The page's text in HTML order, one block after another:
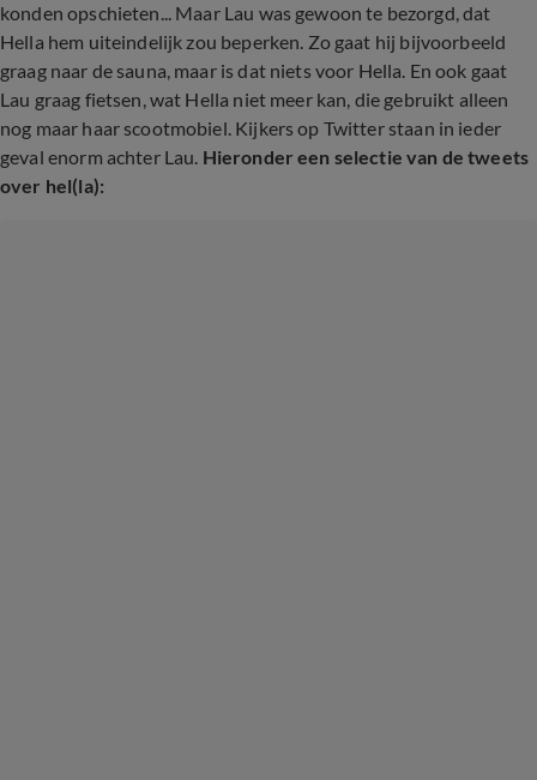
konden opschieten... Maar Lau was gewoon te bezorgd, dat
Hella hem uiteindelijk zou beperken. Zo gaat hij bijvoorbeeld
graag naar de sauna, maar is dat niets voor Hella. En ook gaat
Lau graag fietsen, wat Hella niet meer kan, die gebruikt alleen
nog maar haar scootmobiel. Kijkers op Twitter staan in ieder
geval enorm achter Lau. Hieronder een selectie van de tweets
over hel(la):